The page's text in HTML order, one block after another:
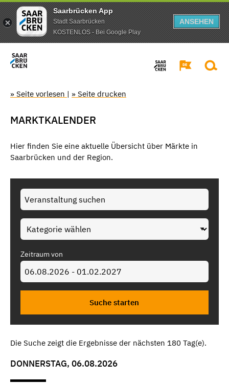
Saarbrücken App
Stadt Saarbrücken
KOSTENLOS - Bei Google Play
ANSEHEN
» Seite vorlesen | » Seite drucken
MARKTKALENDER
Hier finden Sie eine aktuelle Übersicht über Märkte in
Saarbrücken und der Region.
Zeitraum von
Die Suche zeigt die Ergebnisse der nächsten 180 Tag(e).
DONNERSTAG, 06.08.2026